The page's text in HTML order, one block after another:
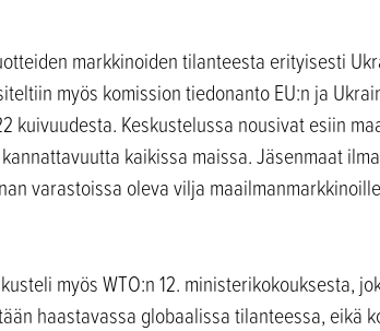
markkinoiden tilanteesta erityisesti
myös komission tiedonanto EU:n ja
kuivuudesta. Keskustelussa nousivat esiin
kaikissa maissa. Jäsenmaat
varastoissa oleva vilja
myös WTO:n 12. ministerikokouksesta,
haastavassa globaalissa tilanteessa, eikä